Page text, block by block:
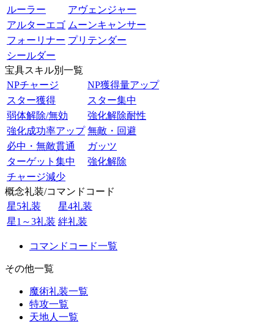
ルーラー
アヴェンジャー
アルターエゴ ムーンキャンサー
フォーリナー プリテンダー
シールダー
宝具スキル別一覧
NPチャージ
NP獲得量アップ
スター獲得
スター集中
弱体解除/無効
強化解除耐性
強化成功率アップ 無敵・回避
必中・無敵貫通
ガッツ
ターゲット集中
強化解除
チャージ減少
概念礼装/コマンドコード
星5礼装
星4礼装
星1～3礼装 絆礼装
コマンドコード一覧
その他一覧
魔術礼装一覧
特攻一覧
天地人一覧